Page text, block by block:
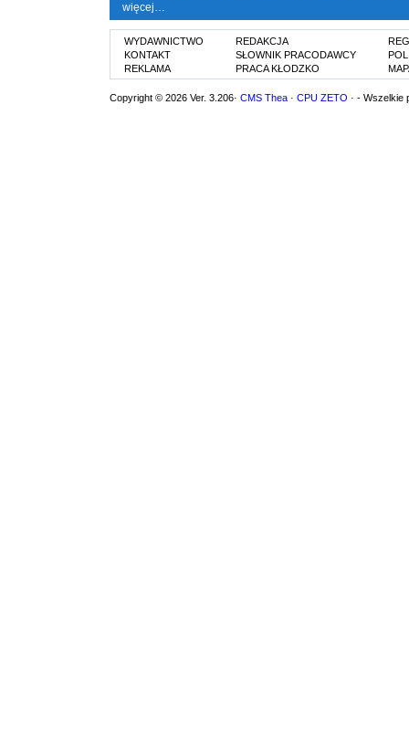
więcej…
WYDAWNICTWO
KONTAKT
REKLAMA
REDAKCJA
SŁOWNIK PRACODAWCY
PRACA KŁODZKO
Copyright © 2026 Ver. 3.206· CMS Thea · CPU ZETO · - Wszelkie